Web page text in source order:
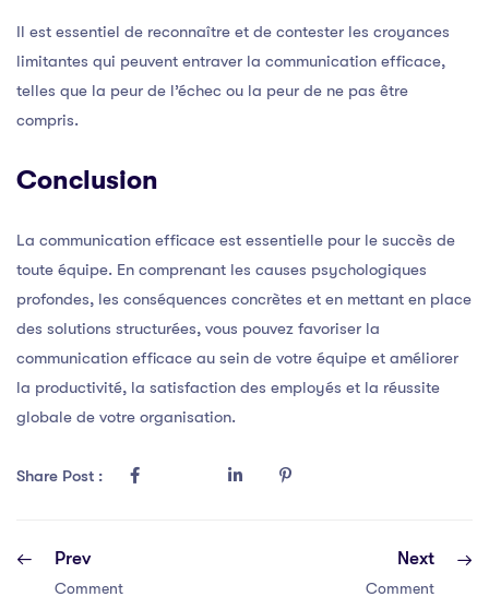
Il est essentiel de reconnaître et de contester les croyances
limitantes qui peuvent entraver la communication efficace,
telles que la peur de l’échec ou la peur de ne pas être
compris.
Conclusion
La communication efficace est essentielle pour le succès de
toute équipe. En comprenant les causes psychologiques
profondes, les conséquences concrètes et en mettant en place
des solutions structurées, vous pouvez favoriser la
communication efficace au sein de votre équipe et améliorer
la productivité, la satisfaction des employés et la réussite
globale de votre organisation.
Share Post :
Prev
Comment
Next
Comment